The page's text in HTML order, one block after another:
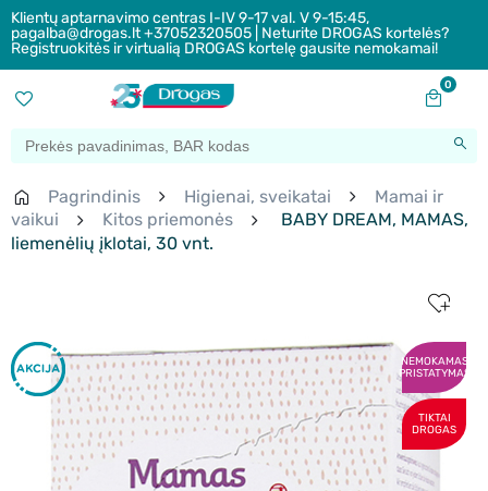
Klientų aptarnavimo centras I-IV 9-17 val. V 9-15:45,
pagalba@drogas.lt +37052320505 | Neturite DROGAS kortelės?
Registruokitės ir virtualią DROGAS kortelę gausite nemokamai!
0
Pagrindinis Higienai, sveikatai
Mamai ir
vaikui
Kitos priemonės
BABY DREAM, MAMAS,
liemenėlių įklotai, 30 vnt.
NEMOKAMAS
PRISTATYMAS
TIKTAI
DROGAS